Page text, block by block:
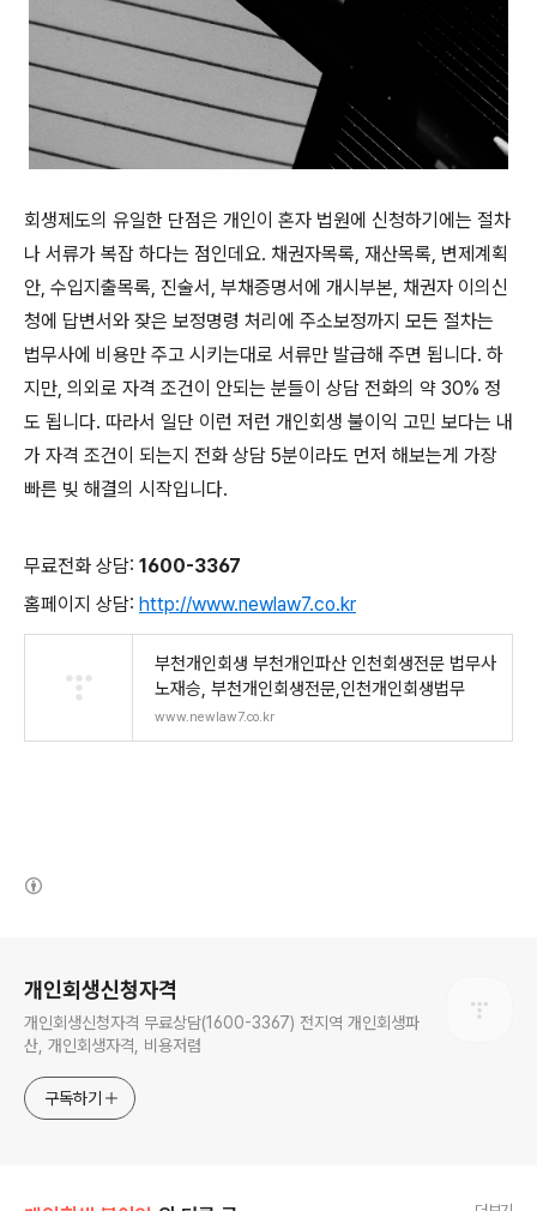
회생제도의 유일한 단점은 개인이 혼자 법원에 신청하기에는 절차
나 서류가 복잡 하다는 점인데요. 채권자목록, 재산목록, 변제계획
안, 수입지출목록, 진술서, 부채증명서에 개시부본, 채권자 이의신
청에 답변서와 잦은 보정명령 처리에 주소보정까지 모든 절차는
법무사에 비용만 주고 시키는대로 서류만 발급해 주면 됩니다. 하
지만, 의외로 자격 조건이 안되는 분들이 상담 전화의 약 30% 정
도 됩니다. 따라서 일단 이런 저런 개인회생 불이익 고민 보다는 내
가 자격 조건이 되는지 전화 상담 5분이라도 먼저 해보는게 가장
빠른 빚 해결의 시작입니다.
무료전화 상담: 1600-3367
홈페이지 상담: http://www.newlaw7.co.kr
부천개인회생 부천개인파산 인천회생전문 법무사
노재승, 부천개인회생전문,인천개인회생법무
www.newlaw7.co.kr
개인회생신청자격
개인회생신청자격 무료상담(1600-3367) 전지역 개인회생파
산, 개인회생자격, 비용저렴
구독하기